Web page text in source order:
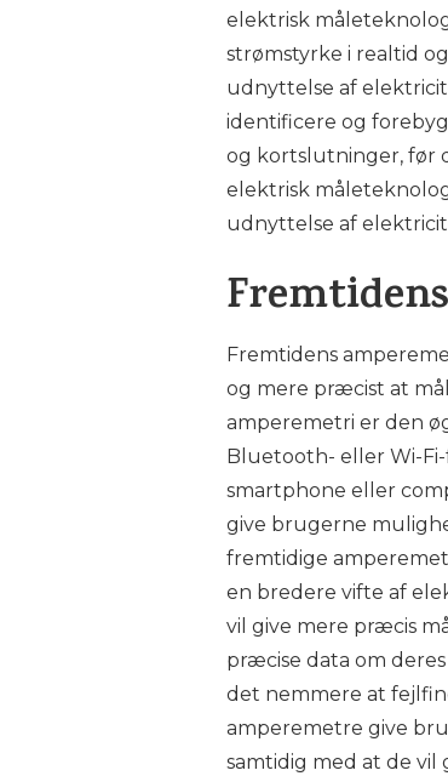
elektrisk
strømstyrke i realtid
udnyttelse af
identificere og
og kortslutninger, før
elektrisk
udnyttelse af
Fremtidens
og mere præcist at
amperemetri er den
Bluetooth- eller Wi-
smartphone eller
give brugerne
fremtidige
en bredere vifte af
vil give mere præcis
præcise data om
det nemmere at
amperemetre give
samtidig med at de